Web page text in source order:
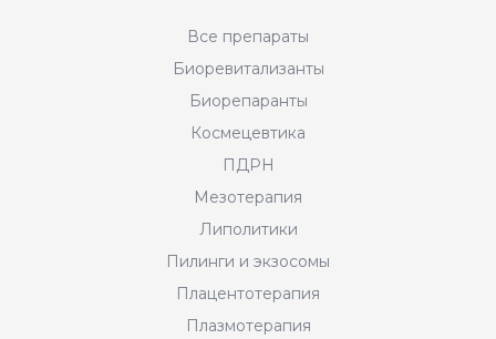
Все препараты
Биоревитализанты
Биорепаранты
Космецевтика
ПДРН
Мезотерапия
Липолитики
Пилинги и экзосомы
Плацентотерапия
Плазмотерапия